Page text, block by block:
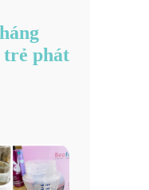
trẻ phát